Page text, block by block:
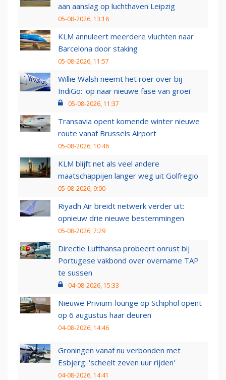
aan aanslag op luchthaven Leipzig
05-08-2026, 13:18
KLM annuleert meerdere vluchten naar
Barcelona door staking
05-08-2026, 11:57
Willie Walsh neemt het roer over bij
IndiGo: 'op naar nieuwe fase van groei'
05-08-2026, 11:37
Transavia opent komende winter nieuwe
route vanaf Brussels Airport
05-08-2026, 10:46
KLM blijft net als veel andere
maatschappijen langer weg uit Golfregio
05-08-2026, 9:00
Riyadh Air breidt netwerk verder uit:
opnieuw drie nieuwe bestemmingen
05-08-2026, 7:29
Directie Lufthansa probeert onrust bij
Portugese vakbond over overname TAP
te sussen
04-08-2026, 15:33
Nieuwe Privium-lounge op Schiphol opent
op 6 augustus haar deuren
04-08-2026, 14:46
Groningen vanaf nu verbonden met
Esbjerg: 'scheelt zeven uur rijden'
04-08-2026, 14:41